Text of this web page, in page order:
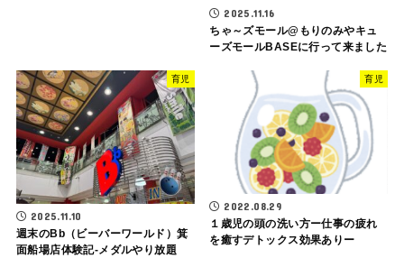
2025.11.16
ちゃ～ズモール@もりのみやキュ
ーズモールBASEに行って来ました
育児
2025.11.10
週末のBb（ビーバーワールド）箕
面船場店体験記-メダルやり放題
育児
2022.08.29
１歳児の頭の洗い方ー仕事の疲れ
を癒すデトックス効果ありー